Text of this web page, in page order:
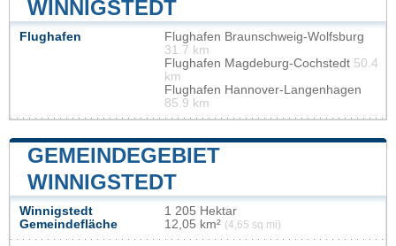
WINNIGSTEDT
Flughafen
Flughafen Braunschweig-Wolfsburg
31.7 km
Flughafen Magdeburg-Cochstedt 50.4
km
Flughafen Hannover-Langenhagen
85.9 km
GEMEINDEGEBIET
WINNIGSTEDT
Winnigstedt
Gemeindefläche
1 205 Hektar
12,05 km² (4,65 sq mi)